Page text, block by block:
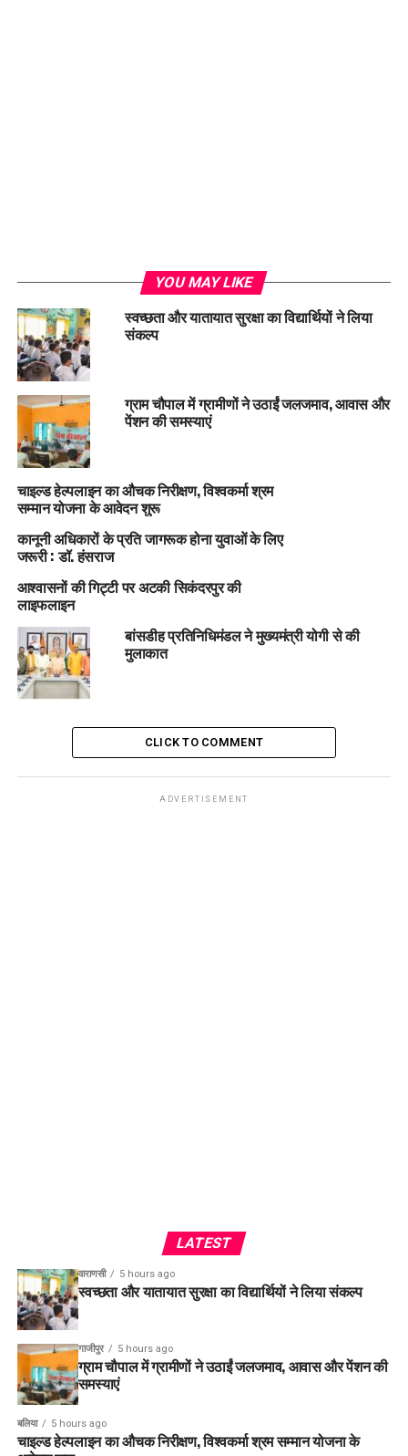
YOU MAY LIKE
स्वच्छता और यातायात सुरक्षा का विद्यार्थियों ने लिया
संकल्प
ग्राम चौपाल में ग्रामीणों ने उठाईं जलजमाव, आवास और
पेंशन की समस्याएं
चाइल्ड हेल्पलाइन का औचक निरीक्षण, विश्वकर्मा श्रम
सम्मान योजना के आवेदन शुरू
कानूनी अधिकारों के प्रति जागरूक होना युवाओं के लिए
जरूरी : डॉ. हंसराज
आश्वासनों की गिट्टी पर अटकी सिकंदरपुर की
लाइफलाइन
बांसडीह प्रतिनिधिमंडल ने मुख्यमंत्री योगी से की
मुलाकात
CLICK TO COMMENT
ADVERTISEMENT
LATEST
वाराणसी 5 hours ago
स्वच्छता और यातायात सुरक्षा का विद्यार्थियों ने लिया संकल्प
गाजीपुर 5 hours ago
ग्राम चौपाल में ग्रामीणों ने उठाईं जलजमाव, आवास और पेंशन की
समस्याएं
बलिया 5 hours ago
चाइल्ड हेल्पलाइन का औचक निरीक्षण, विश्वकर्मा श्रम सम्मान योजना के